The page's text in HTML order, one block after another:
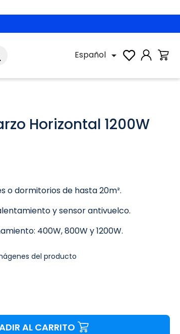
Español 
Horizontal 1200W
o dormitorios de hasta 20m².
y sensor antivuelco.
400W, 800W y 1200W.
del producto
AL CARRITO